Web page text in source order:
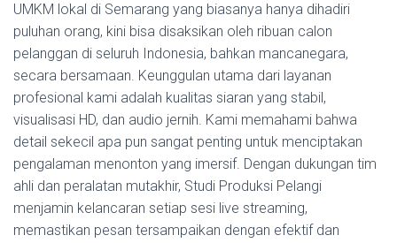
UMKM lokal di Semarang yang biasanya hanya dihadiri
puluhan orang, kini bisa disaksikan oleh ribuan calon
pelanggan di seluruh Indonesia, bahkan mancanegara,
secara bersamaan. Keunggulan utama dari layanan
profesional kami adalah kualitas siaran yang stabil,
visualisasi HD, dan audio jernih. Kami memahami bahwa
detail sekecil apa pun sangat penting untuk menciptakan
pengalaman menonton yang imersif. Dengan dukungan tim
ahli dan peralatan mutakhir, Studi Produksi Pelangi
menjamin kelancaran setiap sesi live streaming,
memastikan pesan tersampaikan dengan efektif dan